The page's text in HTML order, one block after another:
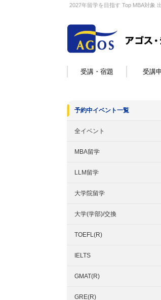
2027年留学を目指す Top MBA対象
受講・宿題 受講
予約中イベント一覧
全イベント
MBA留学
LLM留学
大学院留学
大学(学部)/交換
TOEFL(R)
IELTS
GMAT(R)
GRE(R)